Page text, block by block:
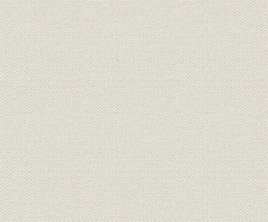
主要参考文献
執筆者
編集後記